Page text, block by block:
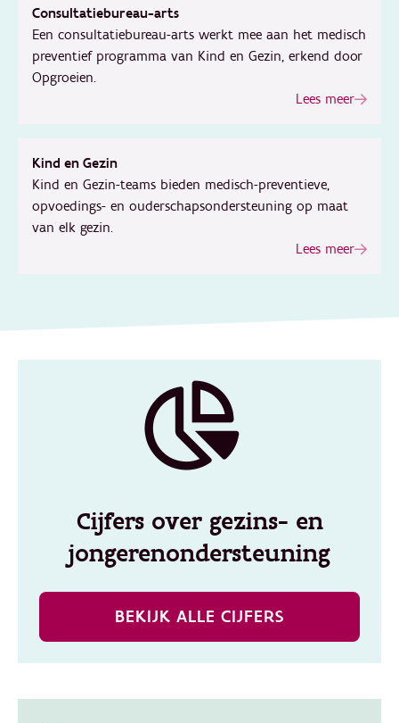
Consultatiebureau-arts
Een consultatiebureau-arts werkt mee aan het medisch
preventief programma van Kind en Gezin, erkend door
Opgroeien.
Lees meer
Kind en Gezin
Kind en Gezin-teams bieden medisch-preventieve,
opvoedings- en ouderschapsondersteuning op maat
van elk gezin.
Lees meer
Cijfers over gezins- en
jongerenondersteuning
BEKIJK ALLE CIJFERS